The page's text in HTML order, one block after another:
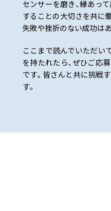
センサーを磨き、縁あっ
することの大切さを共に
失敗や挫折のない成功は
ここまで読んでいただい
を持たれたら、ぜひご応
です。皆さんと共に挑戦
す。